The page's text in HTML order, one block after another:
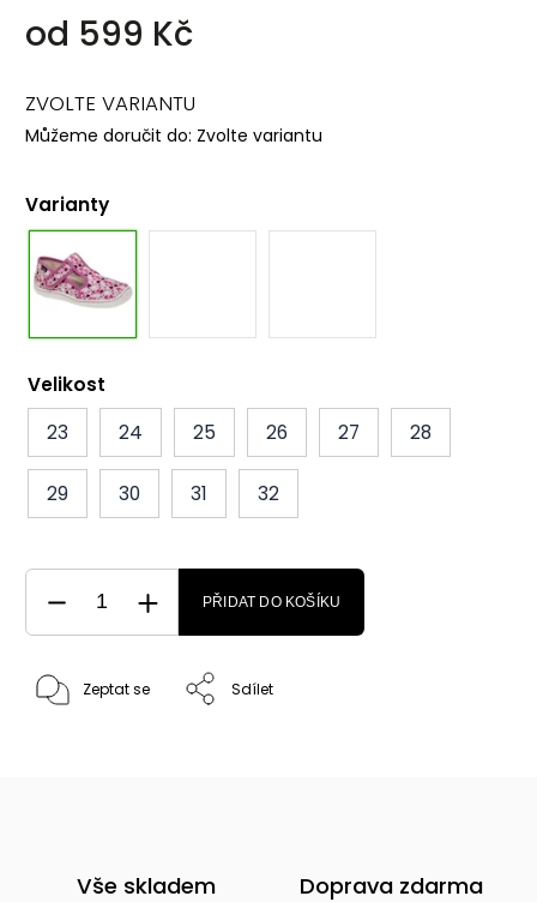
Varianty
od 599 Kč
ZVOLTE VARIANTU
Můžeme doručit do: Zvolte variantu
Velikost
23
24 25 26 27 28
29 30 31 32
PŘIDAT DO KOŠÍKU
Zeptat se Sdílet
Vše skladem Doprava zdarma